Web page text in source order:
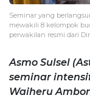
Seminar yang
mewakili 8 kelompok
perwakilan resmi dari
Asmo Sulsel
seminar
Waiheru